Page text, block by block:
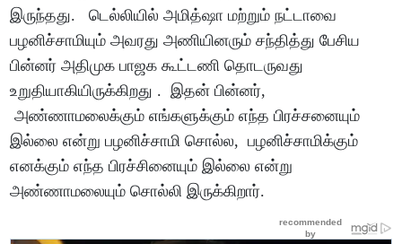
இருந்தது. டெல்லியில் அமித்ஷா மற்றும் நட்டாவை
பழனிச்சாமியும் அவரது அணியினரும் சந்தித்து பேசிய
பின்னர் அதிமுக பாஜக கூட்டணி தொடருவது
உறுதியாகியிருக்கிறது . இதன் பின்னர்,
அண்ணாமலைக்கும் எங்களுக்கும் எந்த பிரச்சனையும்
இல்லை என்று பழனிச்சாமி சொல்ல, பழனிச்சாமிக்கும்
எனக்கும் எந்த பிரச்சினையும் இல்லை என்று
அண்ணாமலையும் சொல்லி இருக்கிறார்.